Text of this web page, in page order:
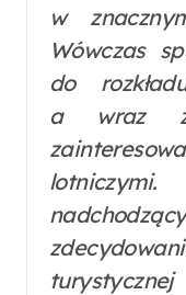
w
Wówczas
do
a wraz z